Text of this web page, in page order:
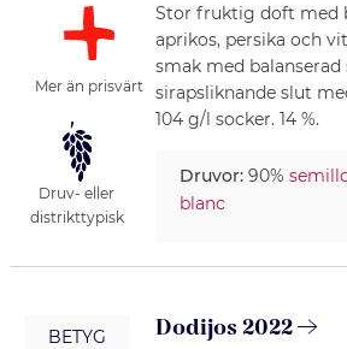
Mer än prisvärt
Druv- eller
distrikttypisk
Stor fruktig doft med
aprikos, persika och
smak med
sirapsliknande slut
104 g/l socker. 14 %.
Druvor:90%
blanc
BETYG Dodijos 2022